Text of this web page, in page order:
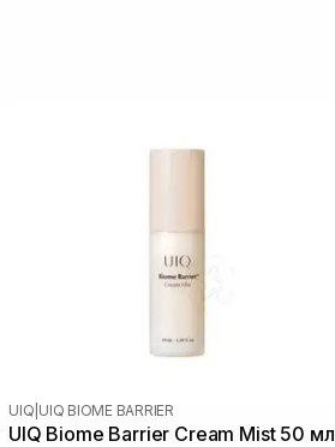
UIQ UIQ BIOME BARRIER
UIQ Biome Barrier Cream Mist 50 мл